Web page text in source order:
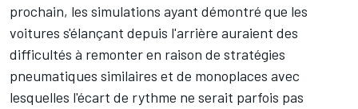
prochain, les simulations ayant démontré que les
voitures s'élançant depuis l'arrière auraient des
difficultés à remonter en raison de stratégies
pneumatiques similaires et de monoplaces avec
lesquelles l'écart de rythme ne serait parfois pas